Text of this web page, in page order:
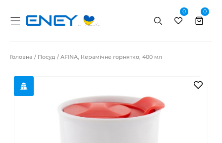
Пошук
0 0
Головна Посуд AFINA, Керамічне горнятко, 400 мл
В